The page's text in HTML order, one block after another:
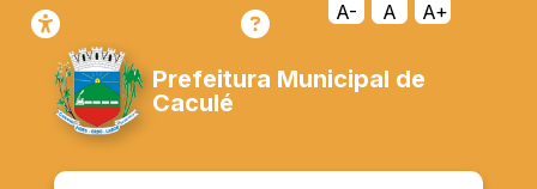
A- A A+
Prefeitura Municipal de
Caculé